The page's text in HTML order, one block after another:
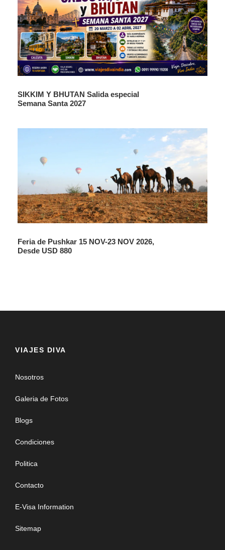
la India, Delhi, Jaipur y Agra. También se visita Amber,
pozo escalonado de Abhaneri y la ciudad fantasma de
Fatehpur Sikri. Delhi es la ciudad de entrada y capital de
la India. Tiene arquitectura Indo-islámica, Británica y la
contemporánea de la India. Jaipur es la ciudad rosa,
capital del estado de Rajasthan. Jaipur es famosa por el
palacio de la ciudad, Fuerte Amber, Observatorio
palacio Albert Hall, palacio de lago, los mercados, textiles,
famosa por los monumentos históricos de Fatehpur Sikri,
Fuerte Rojo de Agra, el Taj Mahal de la arquitectura
Mogol. En Delhi, Jaipur y Agra hay nueve monumentos de
patrimonio de Humanidad reconocido por UNESCO.
Tour Regular con llegadas los Martes, Viernes y
Guías disponibles de habla hispana, Ingles, Italiana,
Alemán, Frances.
SIKKIM Y BHUTAN Salida especial
Semana Santa 2027
Feria de Pushkar 15 NOV-23 NOV 2026,
Desde USD 880
VIAJES DIVA
Nosotros
Galeria de Fotos
Blogs
Condiciones
Politica
Contacto
E-Visa Information
Sitemap